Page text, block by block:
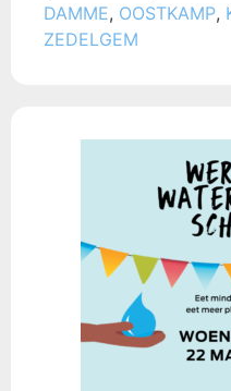
DAMME, OOSTKAMP,
ZEDELGEM